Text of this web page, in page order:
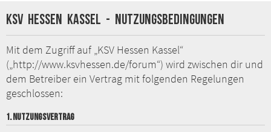
KSV Hessen Kassel - Nutzungsbedingungen
Mit dem Zugriff auf „KSV Hessen Kassel“
(„http://www.ksvhessen.de/forum“) wird zwischen dir und
dem Betreiber ein Vertrag mit folgenden Regelungen
geschlossen:
1. NUTZUNGSVERTRAG